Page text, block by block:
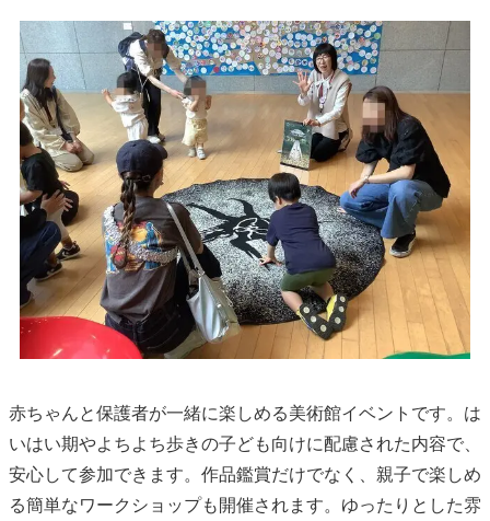
赤ちゃんと保護者が一緒に楽しめる美術館イベントです。は
いはい期やよちよち歩きの子ども向けに配慮された内容で、
安心して参加できます。作品鑑賞だけでなく、親子で楽しめ
る簡単なワークショップも開催されます。ゆったりとした雰